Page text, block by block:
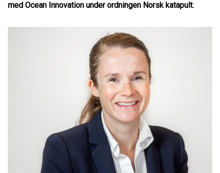
med Ocean Innovation under ordningen Norsk katapult.